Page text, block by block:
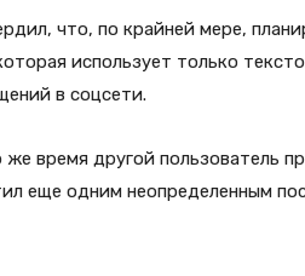
что, по крайней мере,
использует только
в соцсети.
время другой пользователь
еще одним неопределенным